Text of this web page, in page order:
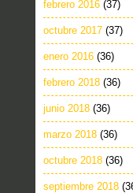
febrero 2016 (37)
octubre 2017 (37)
enero 2016 (36)
febrero 2018 (36)
junio 2018 (36)
marzo 2018 (36)
octubre 2018 (36)
septiembre 2018